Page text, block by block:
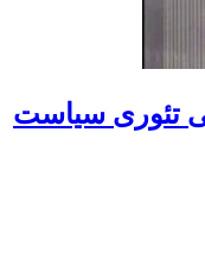
تئوری سیاست